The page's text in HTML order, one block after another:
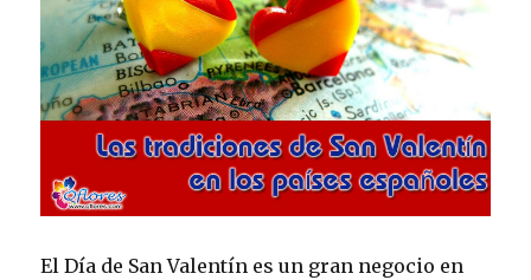
El Día de San Valentín es un gran negocio en